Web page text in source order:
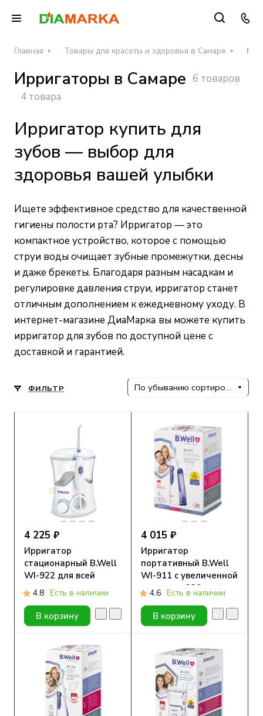
Главная Товары для красоты и здоровья в Самаре
Ирригаторы в Самаре 6 товаров
4 товара
Ирригатор купить для
зубов — выбор для
здоровья вашей улыбки
Ищете эффективное средство для качественной
гигиены полости рта? Ирригатор — это
компактное устройство, которое с помощью
струи воды очищает зубные промежутки, десны
и даже брекеты. Благодаря разным насадкам и
регулировке давления струи, ирригатор станет
отличным дополнением к ежедневному уходу. В
интернет-магазине ДиаМарка вы можете купить
ирригатор для зубов по доступной цене с
доставкой и гарантией.
ФИЛЬТР По убыванию сортировки
4 225 ₽
Ирригатор
стационарный B.Well
WI-922 для всей
семьи
4.8 Есть в наличии
В корзину
4 015 ₽
Ирригатор
портативный B.Well
WI-911 с увеличенной
емкостью 330 мл
4.6 Есть в наличии
В корзину